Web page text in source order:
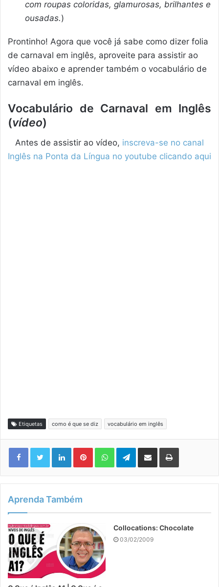
com roupas coloridas, glamurosas, brilhantes e
ousadas.)
Prontinho! Agora que você já sabe como dizer folia
de carnaval em inglês, aproveite para assistir ao
vídeo abaixo e aprender também o vocabulário de
carnaval em inglês.
Vocabulário de Carnaval em Inglês
(vídeo)
Antes de assistir ao vídeo, inscreva-se no canal
Inglês na Ponta da Língua no youtube clicando aqui
Etiquetas como é que se diz vocabulário em inglês
LinkedinPinterestWhatsAppTelegram
Compartilhar via e-mail Imprimir
Aprenda Também
Collocations: Chocolate
03/02/2009